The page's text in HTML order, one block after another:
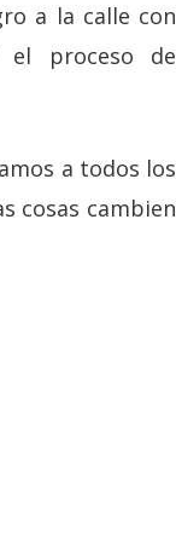
a la calle con
el proceso de
a todos los
cosas cambien